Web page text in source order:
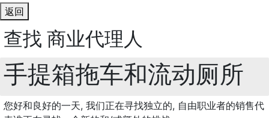
返回
查找 商业代理人
手提箱拖车和流动厕所
您好和良好的一天, 我们正在寻找独立的, 自由职业者的销售代